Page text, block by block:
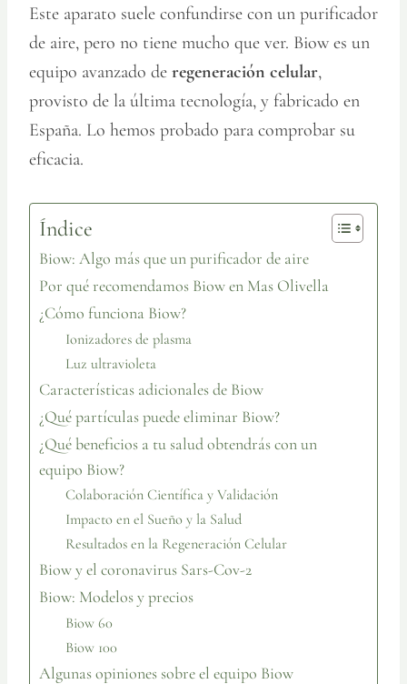
Este aparato suele confundirse con un purificador
de aire, pero no tiene mucho que ver. Biow es un
equipo avanzado de regeneración celular,
provisto de la última tecnología, y fabricado en
España. Lo hemos probado para comprobar su
eficacia.
Índice
Biow: Algo más que un purificador de aire
Por qué recomendamos Biow en Mas Olivella
¿Cómo funciona Biow?
Ionizadores de plasma
Luz ultravioleta
Características adicionales de Biow
¿Qué partículas puede eliminar Biow?
¿Qué beneficios a tu salud obtendrás con un
equipo Biow?
Colaboración Científica y Validación
Impacto en el Sueño y la Salud
Resultados en la Regeneración Celular
Biow y el coronavirus Sars-Cov-2
Biow: Modelos y precios
Biow 60
Biow 100
Algunas opiniones sobre el equipo Biow